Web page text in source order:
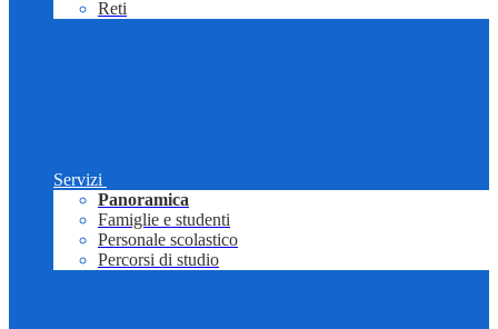
Reti
Servizi
Panoramica
Famiglie e studenti
Personale scolastico
Percorsi di studio